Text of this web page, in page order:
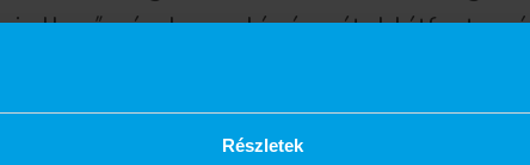
Részletek
ellenőrzéseken való részvétel